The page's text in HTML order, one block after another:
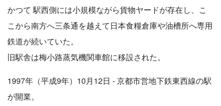
かつて 駅西側には小規模ながら貨物ヤードが存在し、こ
こから南方へ三条通を越えて日本食糧倉庫や油槽所へ専用
鉄道が続いていた。
旧駅舎は梅小路蒸気機関車館に移設された。
1997年（平成9年）10月12日 - 京都市営地下鉄東西線の駅
が開業。